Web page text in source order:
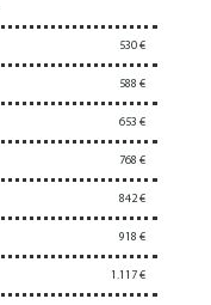
530 €
588 €
653 €
768 €
842 €
918 €
1.117 €